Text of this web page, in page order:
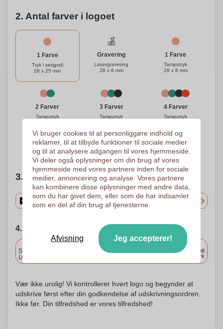
2. Antal farver i logoet
1 Farve
Tryk i serigrafi
28 x 25 mm
Gravering
Lasergravering
28 x 6 mm
1 Farve
Tampotryk
28 x 8 mm
2 Farver
Tampotryk
3 Farver
Tampotryk
4 Farver
Tampotryk
Brug for hjælp?Hjælp mig med at vælge
3. Vælg mængden
4. Vælg forsendelsesdato
Inkluderet
Standard levering
Upload og godkend dine filer i morgen før 9:30.
Levering overalt
i Danmark
Vær ikke urolig! Vi kontrollerer hvert logo og begynder at
udskrive først efter din godkendelse af udskrivningsordren.
Ikke før. Din tilfredshed er vores tilfredshed!
Vi bruger cookies til at personliggøre indhold og
reklamer, til at tilbyde funktioner til sociale medier
og til at analysere adgangen til vores hjemmeside.
Vi deler også oplysninger om din brug af vores
hjemmeside med vores partnere inden for sociale
medier, annoncering og analyse. Vores partnere
kan kombinere disse oplysninger med andre data,
som du har givet dem, eller som de har indsamlet
som en del af din brug af tjenesterne.
Afvisning Jeg accepterer!